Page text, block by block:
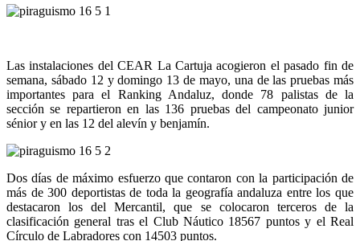
Las instalaciones del CEAR La Cartuja acogieron el pasado fin de
semana, sábado 12 y domingo 13 de mayo, una de las pruebas más
importantes para el Ranking Andaluz, donde 78 palistas de la
sección se repartieron en las 136 pruebas del campeonato junior
sénior y en las 12 del alevín y benjamín.
Dos días de máximo esfuerzo que contaron con la participación de
más de 300 deportistas de toda la geografía andaluza entre los que
destacaron los del Mercantil, que se colocaron terceros de la
clasificación general tras el Club Náutico 18567 puntos y el Real
Círculo de Labradores con 14503 puntos.